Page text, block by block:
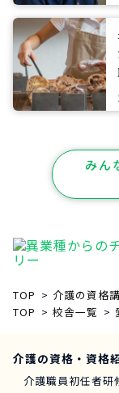
みん
TOP 介護の資格
TOP
校舎一覧
介護の資格・資格
介護職員初任者研